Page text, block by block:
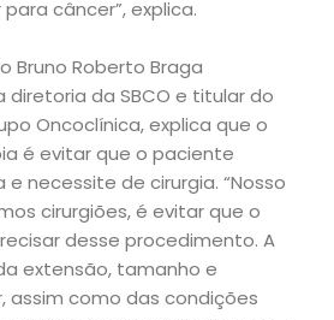
câncer”, explica.
Bruno Roberto Braga
diretoria da SBCO e titular do
Oncoclínica, explica que o
é evitar que o paciente
necessite de cirurgia. “Nosso
cirurgiões, é evitar que o
desse procedimento. A
extensão, tamanho e
assim como das condições